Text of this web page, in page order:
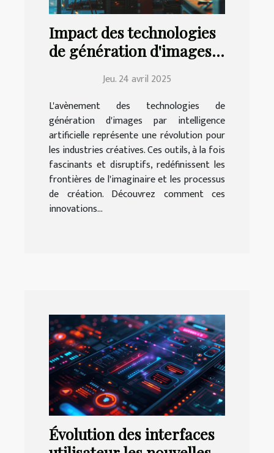
Impact des technologies
de génération d'images
créativesJeu. 24 avril 2025
L'avènement des technologies de
génération d'images par intelligence
artificielle représente une révolution pour
les industries créatives. Ces outils, à la fois
fascinants et disruptifs, redéfinissent les
frontières de l'imaginaire et les processus
de création. Découvrez comment ces
innovations...
Évolution des interfaces